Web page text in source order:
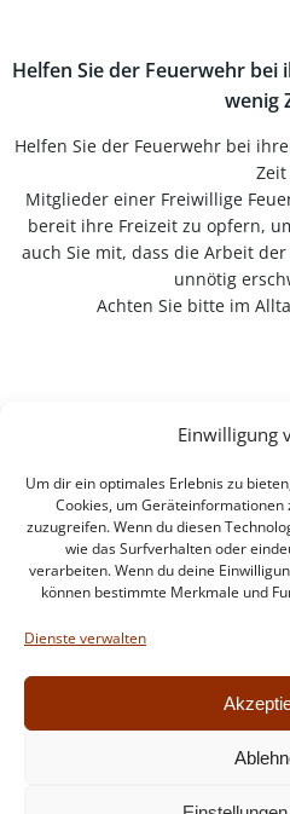
Einwilligung
Um dir ein optimales Erlebnis zu
Cookies, um
zuzugreifen. Wenn du diesen
wie das Surfverhalten oder
verarbeiten. Wenn du deine
können bestimmte Merkmale und
Dienste verwalten
Helfen Sie der Feuerwehr
wenig
Helfen Sie der Feuerwehr bei
Zeit
Mitglieder einer Freiwillige
bereit ihre Freizeit zu opfern,
auch Sie mit, dass die Arbeit
unnötig
Achten Sie bitte im
Intern
© 2026 Feuerwehr